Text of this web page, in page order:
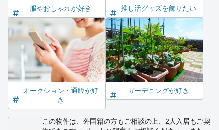
服やおしゃれが好き 推し活グッズを飾りたい
オークション・通販が好
き
ガーデニングが好き
この物件は、外国籍の方もご相談の上、2人入居もご契